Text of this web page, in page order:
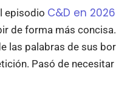
episodio C&D en 2026
de forma más
las palabras de sus
Pasó de